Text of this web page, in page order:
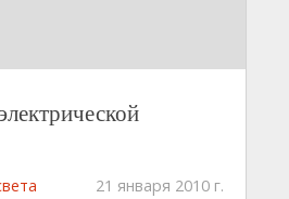
21 января 2010 г.